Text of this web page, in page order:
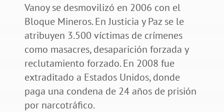
Vanoy se desmovilizó en 2006 con el
Bloque Mineros. En Justicia y Paz se le
atribuyen 3.500 víctimas de crímenes
como masacres, desaparición forzada y
reclutamiento forzado. En 2008 fue
extraditado a Estados Unidos, donde
paga una condena de 24 años de prisión
por narcotráfico.